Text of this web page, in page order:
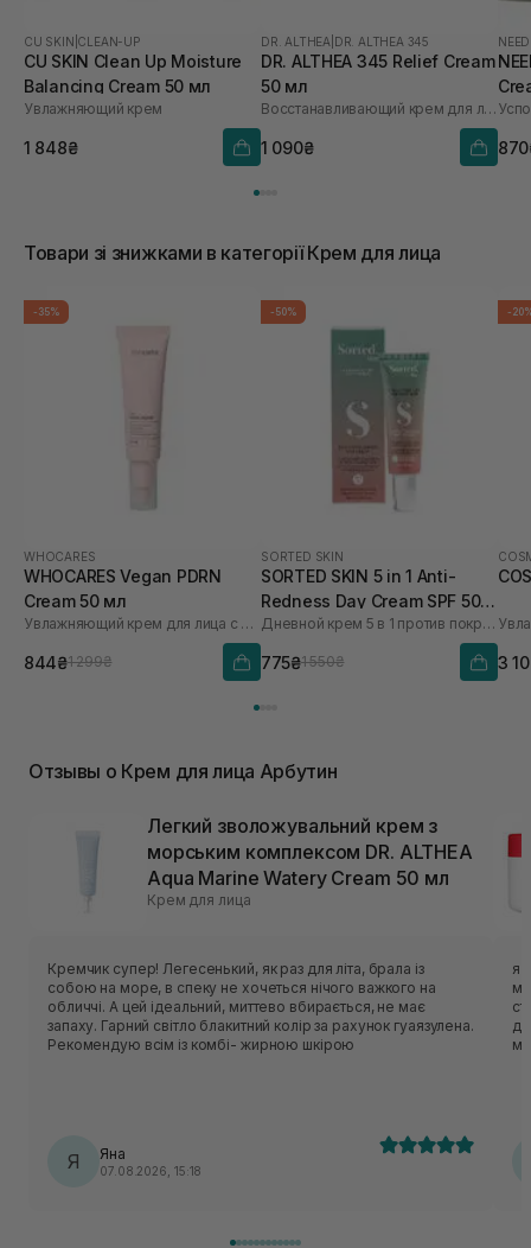
CU SKIN CLEAN-UP
CU SKIN Clean Up Moisture
Balancing Cream 50 мл
Увлажняющий крем
1 848₴
DR. ALTHEA DR. ALTHEA 345
DR. ALTHEA 345 Relief Cream
50 мл
Восстанавливающий крем для лица
1 090₴
Товари зі знижками в категорії Крем для лица
-35%
WHOCARES
WHOCARES Vegan PDRN
Cream 50 мл
Увлажняющий крем для лица с веганскими полинуклеотидами WHO CARES
844₴1 299₴
-50%
SORTED SKIN
SORTED SKIN 5 in 1 Anti-
Redness Day Cream SPF 50
30 мл
Дневной крем 5 в 1 против покраснения
775₴1 550₴
-
3
Отзывы о Крем для лица Арбутин
Легкий зволожувальний крем з
морським комплексом DR. ALTHEA
Aqua Marine Watery Cream 50 мл
Крем для лица
Кремчик супер! Легесенький, як раз для літа, брала із
собою на море, в спеку не хочеться нічого важкого на
обличчі. А цей ідеальний, миттево вбирається, не має
запаху. Гарний світло блакитний колір за рахунок гуаязулена.
Рекомендую всім із комбі- жирною шкірою
Я Яна
07.08.2026, 15:18
я